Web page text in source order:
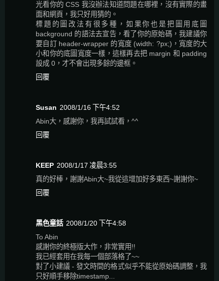
光看你的 CSS 我沒辦法知道問題在哪裡，沒有實際的畫
面和網頁，我只好用猜的。
標題的圖改法有很多種，如果你也是把圖用底圖
background 的語法去宣告，看了你的原始碼，我建議你
要自訂 header-wrapper 的寬度 (width: ?px;)，寬度的大
小和你的底圖寬度一樣，這樣再去把 margin 和 padding
設成 0，才不會出現多餘的邊框。
回覆
Susan 2008/1/16 下午4:52
Abin大，感謝你，我再試試看，^^
回覆
KEEP 2008/1/17 凌晨3:55
真的好棒，謝謝Abin大~我從這增加好多東西~謝謝你~
回覆
黑色童話 2008/1/20 下午4:58
To Abin
感謝你的終極版大作，非常實用!!
我已經套用在我每一個部落格了~~
對了小建議 - 發文時間的格式似乎不能從原始碼調整，我
只好順手移除timestamp...